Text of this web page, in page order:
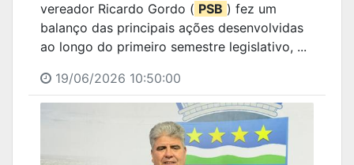
vereador Ricardo Gordo ( PSB ) fez um
balanço das principais ações desenvolvidas
ao longo do primeiro semestre legislativo, ...
19/06/2026 10:50:00